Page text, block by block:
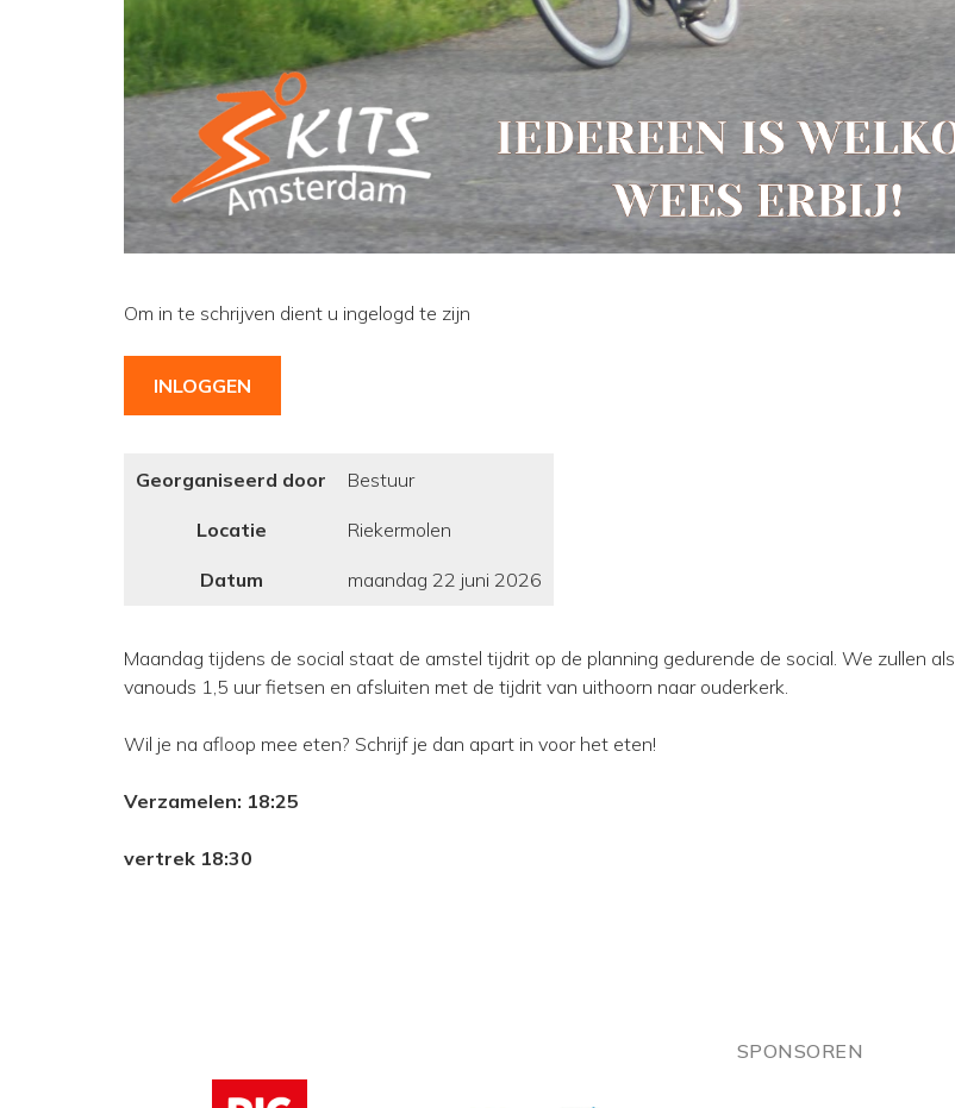
Om in te schrijven dient u ingelogd te zijn
INLOGGEN
Georganiseerd door Bestuur
Locatie Riekermolen
Datum maandag 22 juni 2026
Maandag tijdens de social staat de amstel tijdrit op de planning gedurende de social. We zullen als
vanouds 1,5 uur fietsen en afsluiten met de tijdrit van uithoorn naar ouderkerk.
Wil je na afloop mee eten? Schrijf je dan apart in voor het eten!
Verzamelen: 18:25
vertrek 18:30
SPONSOREN